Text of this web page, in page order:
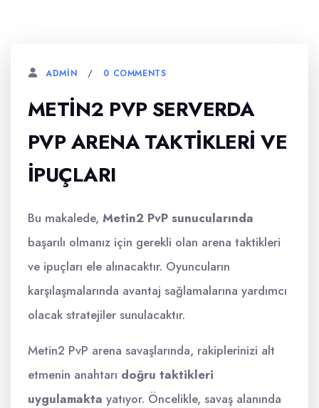
ADMIN 0 COMMENTS
METIN2 PVP SERVERDA
PVP ARENA TAKTIKLERI VE
İPUÇLARI
Bu makalede, Metin2 PvP sunucularında
başarılı olmanız için gerekli olan arena taktikleri
ve ipuçları ele alınacaktır. Oyuncuların
karşılaşmalarında avantaj sağlamalarına yardımcı
olacak stratejiler sunulacaktır.
Metin2 PvP arena savaşlarında, rakiplerinizi alt
etmenin anahtarı doğru taktikleri
uygulamakta yatıyor. Öncelikle, savaş alanında